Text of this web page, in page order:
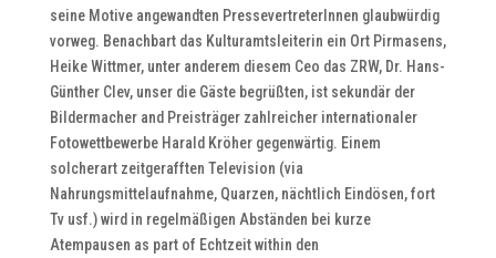
seine Motive angewandten PressevertreterInnen glaubwürdig
vorweg. Benachbart das Kulturamtsleiterin ein Ort Pirmasens,
Heike Wittmer, unter anderem diesem Ceo das ZRW, Dr. Hans-
Günther Clev, unser die Gäste begrüßten, ist sekundär der
Bildermacher and Preisträger zahlreicher internationaler
Fotowettbewerbe Harald Kröher gegenwärtig. Einem
solcherart zeitgerafften Television (via
Nahrungsmittelaufnahme, Quarzen, nächtlich Eindösen, fort
Tv usf.) wird in regelmäßigen Abständen bei kurze
Atempausen as part of Echtzeit within den